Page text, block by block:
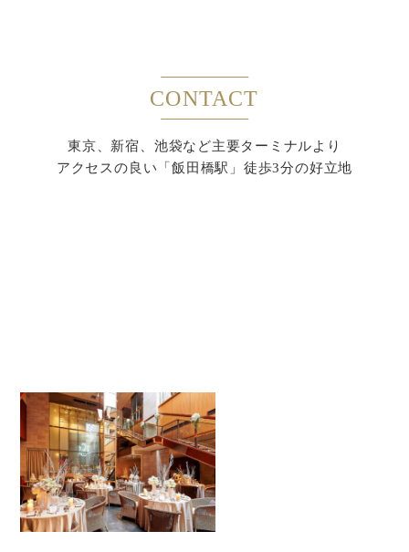
CONTACT
東京、新宿、池袋など主要ターミナルより
アクセスの良い「飯田橋駅」徒歩3分の好立地